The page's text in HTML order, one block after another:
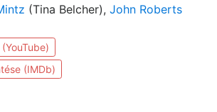
(Tina Belcher), John Roberts
(IMDb)